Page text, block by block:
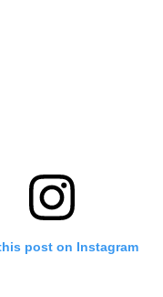
post on Instagram